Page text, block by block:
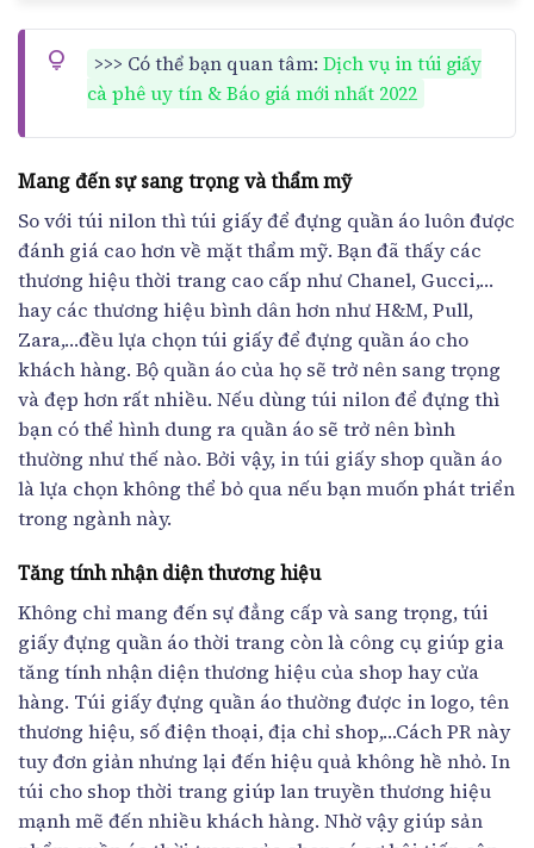
>>> Có thể bạn quan tâm: Dịch vụ in túi giấy
cà phê uy tín & Báo giá mới nhất 2022
Mang đến sự sang trọng và thẩm mỹ
So với túi nilon thì túi giấy để đựng quần áo luôn được
đánh giá cao hơn về mặt thẩm mỹ. Bạn đã thấy các
thương hiệu thời trang cao cấp như Chanel, Gucci,…
hay các thương hiệu bình dân hơn như H&M, Pull,
Zara,…đều lựa chọn túi giấy để đựng quần áo cho
khách hàng. Bộ quần áo của họ sẽ trở nên sang trọng
và đẹp hơn rất nhiều. Nếu dùng túi nilon để đựng thì
bạn có thể hình dung ra quần áo sẽ trở nên bình
thường như thế nào. Bởi vậy, in túi giấy shop quần áo
là lựa chọn không thể bỏ qua nếu bạn muốn phát triển
trong ngành này.
Tăng tính nhận diện thương hiệu
Không chỉ mang đến sự đẳng cấp và sang trọng, túi
giấy đựng quần áo thời trang còn là công cụ giúp gia
tăng tính nhận diện thương hiệu của shop hay cửa
hàng. Túi giấy đựng quần áo thường được in logo, tên
thương hiệu, số điện thoại, địa chỉ shop,…Cách PR này
tuy đơn giản nhưng lại đến hiệu quả không hề nhỏ. In
túi cho shop thời trang giúp lan truyền thương hiệu
mạnh mẽ đến nhiều khách hàng. Nhờ vậy giúp sản